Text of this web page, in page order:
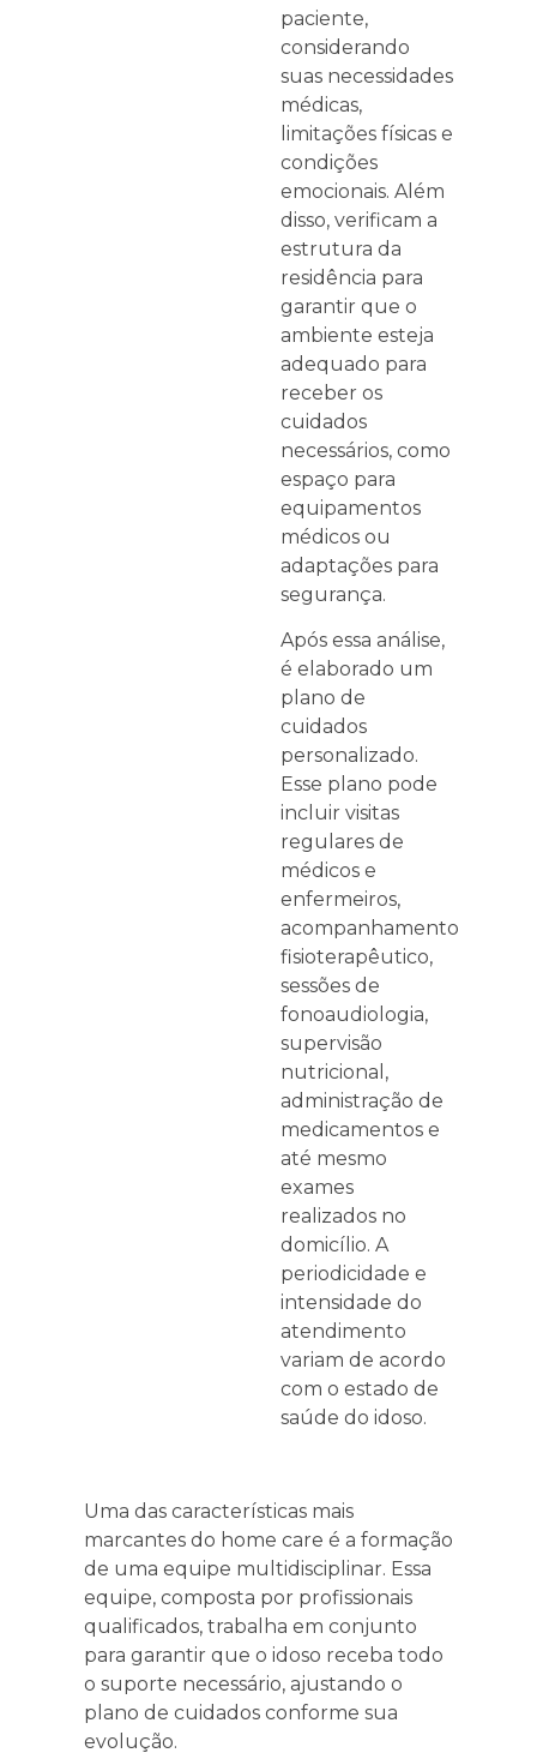
paciente,
considerando
suas necessidades
médicas,
limitações físicas e
condições
emocionais. Além
disso, verificam a
estrutura da
residência para
garantir que o
ambiente esteja
adequado para
receber os
cuidados
necessários, como
espaço para
equipamentos
médicos ou
adaptações para
segurança.
Após essa análise,
é elaborado um
plano de
cuidados
personalizado.
Esse plano pode
incluir visitas
regulares de
médicos e
enfermeiros,
acompanhamento
fisioterapêutico,
sessões de
fonoaudiologia,
supervisão
nutricional,
administração de
medicamentos e
até mesmo
exames
realizados no
domicílio. A
periodicidade e
intensidade do
atendimento
variam de acordo
com o estado de
saúde do idoso.
Uma das características mais
marcantes do home care é a formação
de uma equipe multidisciplinar. Essa
equipe, composta por profissionais
qualificados, trabalha em conjunto
para garantir que o idoso receba todo
o suporte necessário, ajustando o
plano de cuidados conforme sua
evolução.